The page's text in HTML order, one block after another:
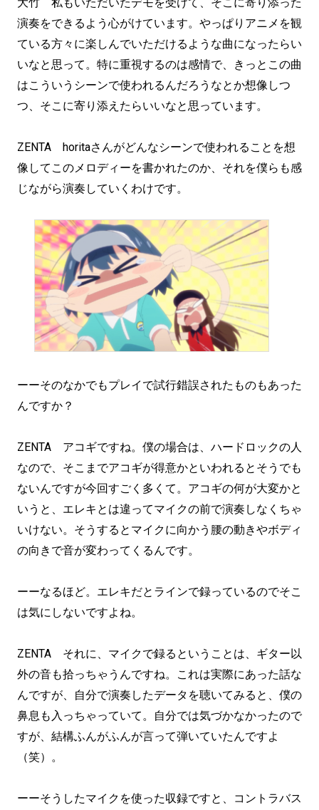
演奏をできるよう心がけています。やっぱりアニメを観
ている方々に楽しんでいただけるような曲になったらい
いなと思って。特に重視するのは感情で、きっとこの曲
はこういうシーンで使われるんだろうなとか想像しつ
つ、そこに寄り添えたらいいなと思っています。
ZENTA horitaさんがどんなシーンで使われることを想
像してこのメロディーを書かれたのか、それを僕らも感
じながら演奏していくわけです。
ーーそのなかでもプレイで試行錯誤されたものもあった
んですか？
ZENTA アコギですね。僕の場合は、ハードロックの人
なので、そこまでアコギが得意かといわれるとそうでも
ないんですが今回すごく多くて。アコギの何が大変かと
いうと、エレキとは違ってマイクの前で演奏しなくちゃ
いけない。そうするとマイクに向かう腰の動きやボディ
の向きで音が変わってくるんです。
ーーなるほど。エレキだとラインで録っているのでそこ
は気にしないですよね。
ZENTA それに、マイクで録るということは、ギター以
外の音も拾っちゃうんですね。これは実際にあった話な
んですが、自分で演奏したデータを聴いてみると、僕の
鼻息も入っちゃっていて。自分では気づかなかったので
すが、結構ふんがふんが言って弾いていたんですよ
（笑）。
ーーそうしたマイクを使った収録ですと、コントラバス